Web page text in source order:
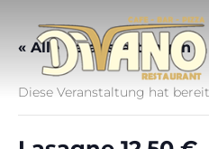
« Alle Veranstaltungen
Diese Veranstaltung hat